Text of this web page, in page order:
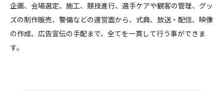
企画、会場選定、施工、競技進行、選手ケアや観客の管理、グッ
ズの制作販売、警備などの運営面から、式典、放送・配信、映像
の作成、広告宣伝の手配まで、全てを一貫して行う事ができま
す。